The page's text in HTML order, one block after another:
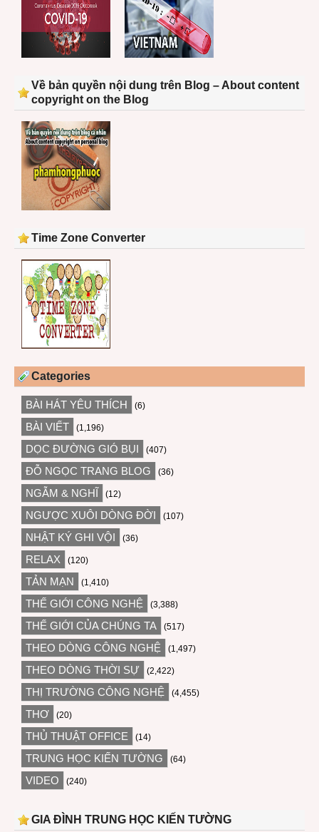
Về bản quyền nội dung trên Blog – About content
copyright on the Blog
Time Zone Converter
Categories
BÀI HÁT YÊU THÍCH (6)
BÀI VIẾT (1,196)
DỌC ĐƯỜNG GIÓ BỤI (407)
ĐỖ NGỌC TRANG BLOG (36)
NGẪM & NGHĨ (12)
NGƯỢC XUÔI DÒNG ĐỜI (107)
NHẬT KÝ GHI VỘI (36)
RELAX (120)
TẢN MẠN (1,410)
THẾ GIỚI CÔNG NGHỆ (3,388)
THẾ GIỚI CỦA CHÚNG TA (517)
THEO DÒNG CÔNG NGHỆ (1,497)
THEO DÒNG THỜI SỰ (2,422)
THỊ TRƯỜNG CÔNG NGHỆ (4,455)
THƠ (20)
THỦ THUẬT OFFICE (14)
TRUNG HỌC KIẾN TƯỜNG (64)
VIDEO (240)
GIA ĐÌNH TRUNG HỌC KIẾN TƯỜNG